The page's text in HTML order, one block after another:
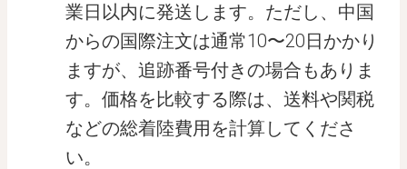
業日以内に発送します。ただし、中国
からの国際注文は通常10〜20日かかり
ますが、追跡番号付きの場合もありま
す。価格を比較する際は、送料や関税
などの総着陸費用を計算してくださ
い。